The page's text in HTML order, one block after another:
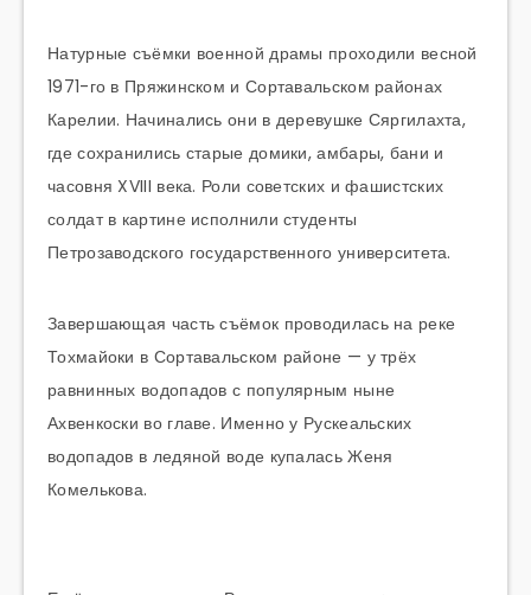
Натурные съёмки военной драмы проходили весной
1971-го в Пряжинском и Сортавальском районах
Карелии. Начинались они в деревушке Сяргилахта,
где сохранились старые домики, амбары, бани и
часовня XVIII века. Роли советских и фашистских
солдат в картине исполнили студенты
Петрозаводского государственного университета.
Завершающая часть съёмок проводилась на реке
Тохмайоки в Сортавальском районе — у трёх
равнинных водопадов с популярным ныне
Ахвенкоски во главе. Именно у Рускеальских
водопадов в ледяной воде купалась Женя
Комелькова.